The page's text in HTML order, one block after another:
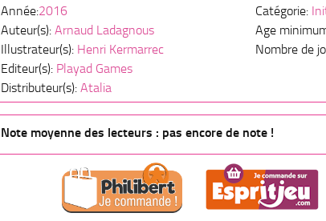
Année:2016
Auteur(s): Arnaud Ladagnous
Illustrateur(s): Henri Kermarrec
Editeur(s): Playad Games
Distributeur(s): Atalia
Catégorie:
Age
Nombre de
Note moyenne des lecteurs : pas encore de note !